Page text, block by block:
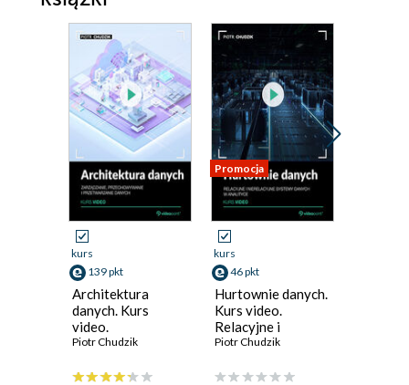
kurs
139 pkt
Architektura
danych. Kurs
video.
Zarządzanie,
przetwarzanie
Piotr Chudzik
Promocja
kurs
46 pkt
Hurtownie danych.
Kurs video.
Relacyjne i
nierelacyjne
analityce
Piotr Chudzik